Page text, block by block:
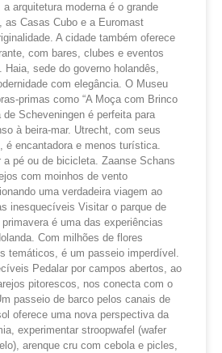
arquitetura moderna é o grande
as Casas Cubo e a Euromast
A cidade também oferece
com bares, clubes e eventos
sede do governo holandês,
com elegância. O Museu
primas como “A Moça com Brinco
de Scheveningen é perfeita para
à beira-mar. Utrecht, com seus
encantadora e menos turística.
a pé ou de bicicleta. Zaanse Schans
com moinhos de vento
uma verdadeira viagem ao
inesquecíveis Visitar o parque de
é uma das experiências
Com milhões de flores
temáticos, é um passeio imperdível.
Pedalar por campos abertos, ao
pitorescos, nos conecta com o
passeio de barco pelos canais de
oferece uma nova perspectiva da
experimentar stroopwafel (wafer
arenque cru com cebola e picles,